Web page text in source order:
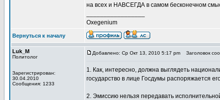
на всех и НАВСЕГДА в самом бесконечном
Oxegenium
Вернуться к началу
Luk_M
Политолог
Зарегистрирован:
30.04.2010
Сообщения: 1233
Добавлено: Ср Окт 13, 2010 5:17 pm Заголовок
1. Как, интересно, должна выглядеть
государство в лице Госдумы распоряжается
2. Эмиссию нельзя передавать